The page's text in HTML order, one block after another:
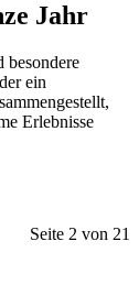
Jahr
besondere
ein
Erlebnisse
Seite 2 von 21